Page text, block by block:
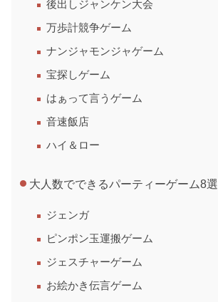
後出しジャンケン大会
万歩計競争ゲーム
ナンジャモンジャゲーム
宝探しゲーム
はぁって言うゲーム
音速飯店
ハイ＆ロー
大人数でできるパーティーゲーム8選
ジェンガ
ピンポン玉運搬ゲーム
ジェスチャーゲーム
お絵かき伝言ゲーム